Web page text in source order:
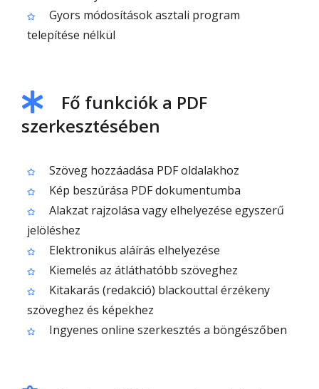
Gyors módosítások asztali program
telepítése nélkül
Fő funkciók a PDF
szerkesztésében
Szöveg hozzáadása PDF oldalakhoz
Kép beszúrása PDF dokumentumba
Alakzat rajzolása vagy elhelyezése egyszerű
jelöléshez
Elektronikus aláírás elhelyezése
Kiemelés az átláthatóbb szöveghez
Kitakarás (redakció) blackouttal érzékeny
szöveghez és képekhez
Ingyenes online szerkesztés a böngészőben